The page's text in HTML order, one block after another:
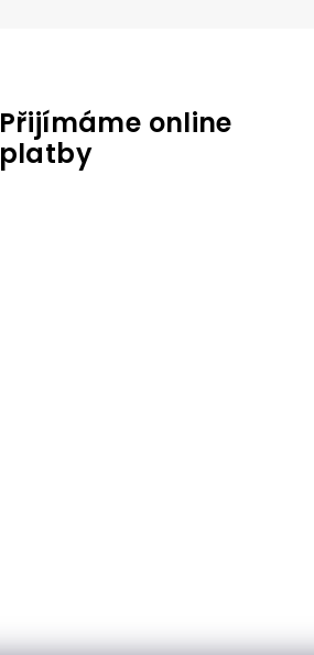
Přijímáme online
platby